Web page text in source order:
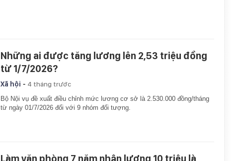
Những ai được tăng lương lên 2,53 triệu đồng
từ 1/7/2026?
Xã hội - 4 tháng trước
Bộ Nội vụ đề xuất điều chỉnh mức lương cơ sở là 2.530.000 đồng/tháng
từ ngày 01/7/2026 đối với 9 nhóm đối tượng.